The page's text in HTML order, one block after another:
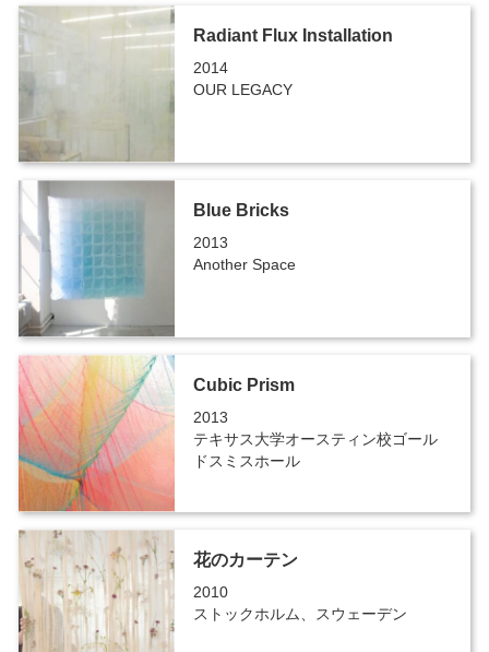
Radiant Flux Installation
2014
OUR LEGACY
Blue Bricks
2013
Another Space
Cubic Prism
2013
テキサス大学オースティン校ゴール
ドスミスホール
花のカーテン
2010
ストックホルム、スウェーデン